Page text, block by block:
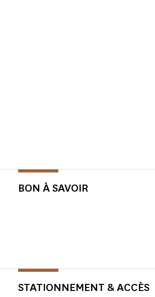
BON À SAVOIR
STATIONNEMENT & ACCÈS